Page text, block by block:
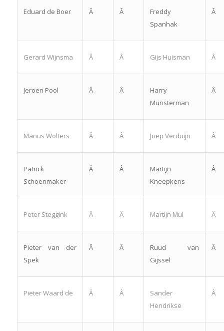
Eduard de Boer Â Â
Freddy
Spanhak
Â
Gerard Wijnsma Â Â Gijs Huisman Â
Jeroen Pool Â Â
Harry
Munsterman
Â
Manus Wolters Â Â Joep Verduijn Â
Patrick
Schoenmaker
Â Â
Martijn
Kneepkens
Â
Peter Steggink Â Â Martijn Mul Â
Pieter van der
Spek
Â Â
Ruud van
Gijssel
Â
Pieter Waard de Â Â
Sander
Hendrikse
Â